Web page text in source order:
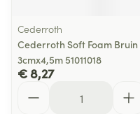
Cederroth
Cederroth Soft Foam Bruin
3cmx4,5m 51011018
€ 8,27